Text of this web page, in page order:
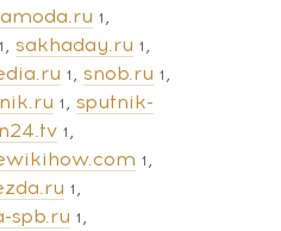
1
1 sakhaday.ru 1
1 snob.ru 1
1
sputnik-
1
1
1
spb.ru 1